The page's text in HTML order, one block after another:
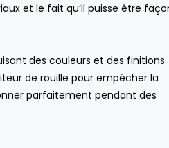
et le fait qu’il puisse être
des couleurs et des finitions
de rouille pour empêcher la
parfaitement pendant des
: novembre 14, 2022
Comment améliorer
productivité des